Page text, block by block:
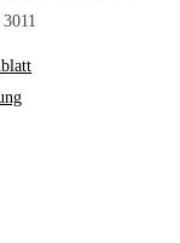
3011